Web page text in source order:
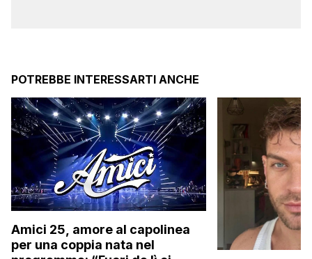
POTREBBE INTERESSARTI ANCHE
Amici 25, amore al capolinea
per una coppia nata nel